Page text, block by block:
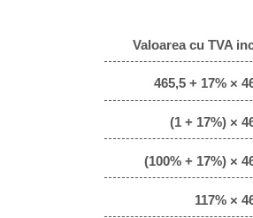
Valoarea cu TVA
465,5 + 17% ×
(1 + 17%) ×
(100% + 17%) ×
117% ×